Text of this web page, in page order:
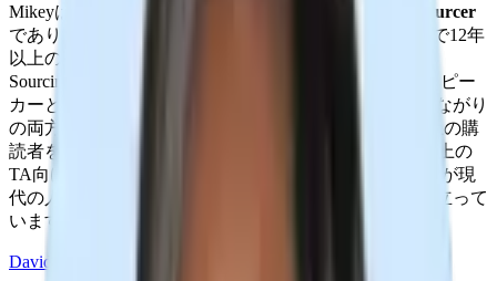
Mikeyは
Boston Children’s HospitalのSenior Strategic Sourcer
であり、ヘルスケア、テクノロジー、Fortune 500企業で12年
以上のタレントアクイジション経験を持っています。
Sourcing SummitやSourceConなどの主要イベントでのスピー
カーとして知られ、技術的なソーシングと人間的なつながり
の両方において専門性を確立しています。
4,000人以上の購
読者を持つニュースレターの運営や、LinkedInで500以上の
TA向けヒントを共有するなど、彼の知見は採用担当者が現
代の人材市場を正確さと共感をもって理解するのに役立って
います.
David Marr（フォロワー69K）